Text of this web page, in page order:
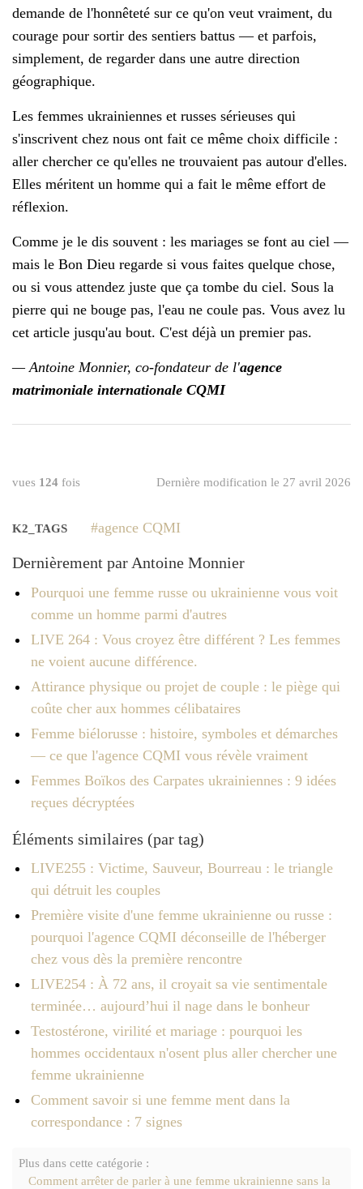
demande de l'honnêteté sur ce qu'on veut vraiment, du
courage pour sortir des sentiers battus — et parfois,
simplement, de regarder dans une autre direction
géographique.
Les femmes ukrainiennes et russes sérieuses qui
s'inscrivent chez nous ont fait ce même choix difficile :
aller chercher ce qu'elles ne trouvaient pas autour d'elles.
Elles méritent un homme qui a fait le même effort de
réflexion.
Comme je le dis souvent : les mariages se font au ciel —
mais le Bon Dieu regarde si vous faites quelque chose,
ou si vous attendez juste que ça tombe du ciel. Sous la
pierre qui ne bouge pas, l'eau ne coule pas. Vous avez lu
cet article jusqu'au bout. C'est déjà un premier pas.
— Antoine Monnier, co-fondateur de l'agence
matrimoniale internationale CQMI
vues 124 fois Dernière modification le 27 avril 2026
K2_TAGS agence CQMI
Dernièrement par Antoine Monnier
Pourquoi une femme russe ou ukrainienne vous voit
comme un homme parmi d'autres
LIVE 264 : Vous croyez être différent ? Les femmes
ne voient aucune différence.
Attirance physique ou projet de couple : le piège qui
coûte cher aux hommes célibataires
Femme biélorusse : histoire, symboles et démarches
— ce que l'agence CQMI vous révèle vraiment
Femmes Boïkos des Carpates ukrainiennes : 9 idées
reçues décryptées
Éléments similaires (par tag)
LIVE255 : Victime, Sauveur, Bourreau : le triangle
qui détruit les couples
Première visite d'une femme ukrainienne ou russe :
pourquoi l'agence CQMI déconseille de l'héberger
chez vous dès la première rencontre
LIVE254 : À 72 ans, il croyait sa vie sentimentale
terminée… aujourd’hui il nage dans le bonheur
Testostérone, virilité et mariage : pourquoi les
hommes occidentaux n'osent plus aller chercher une
femme ukrainienne
Comment savoir si une femme ment dans la
correspondance : 7 signes
Plus dans cette catégorie :
Comment arrêter de parler à une femme ukrainienne sans la